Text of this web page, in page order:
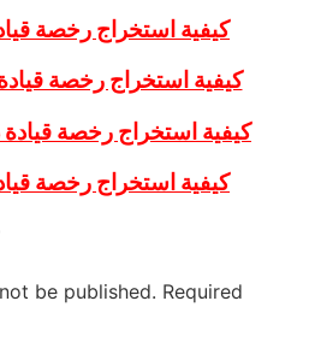
كيفية استخراج رخصة
كيفية استخراج رخصة
كيفية استخراج رخصة
كيفية استخراج رخصة
be published. Required